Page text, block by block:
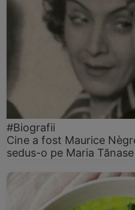
#Biografii
Cine a fost Maurice
sedus-o pe Maria Tănase